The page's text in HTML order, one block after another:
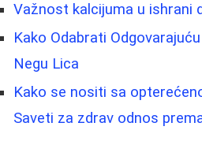
Važnost kalcijuma u ishrani
Kako Odabrati
Negu Lica
Kako se nositi sa
Saveti za zdrav odnos